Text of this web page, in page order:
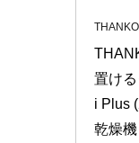
THANKO
置け
i Plus
乾燥